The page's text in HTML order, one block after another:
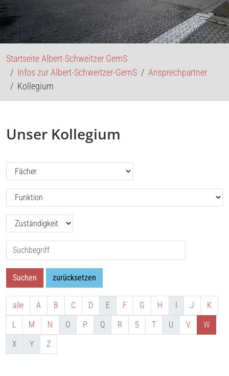
Startseite Albert-Schweitzer GemS
Infos zur Albert-Schweitzer-GemS
Ansprechpartner
Kollegium
Unser Kollegium
Filtern nach: Fächer (ASG)
Filtern nach: Funktion (ASG)
Filtern nach: Zuständigkeit (ASG)
Suche nach:
Suchen zurücksetzen
alle A B C D E F G H I J
K
L
M N O P Q R S T U V
W
X
Y Z